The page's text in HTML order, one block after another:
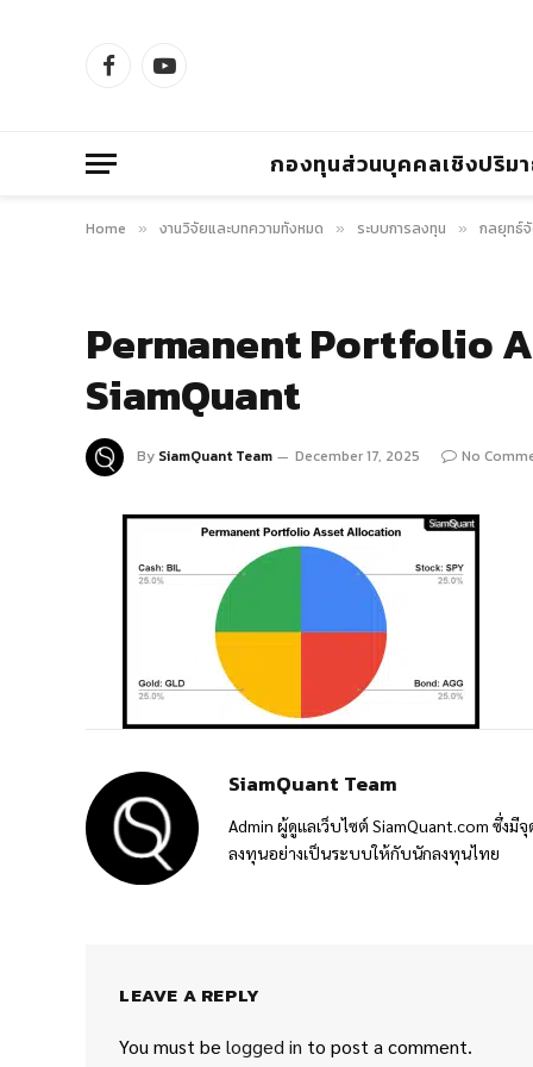
FacebookYouTube
กองทุนส่วนบุคคลเชิงปริม
Home » งานวิจัยและบทความทั้งหมด » ระบบการลงทุน » กลยุทธ์​
Permanent Portfolio
SiamQuant
By SiamQuant Team December 17, 2025 No
SiamQuant Team
Admin ผู้ดูแลเว็บไซต์ SiamQuant.com ซึ่ง
ลงทุนอย่างเป็นระบบให้กับนักลงทุนไทย
LEAVE A REPLY
You must be logged in to post a comment.